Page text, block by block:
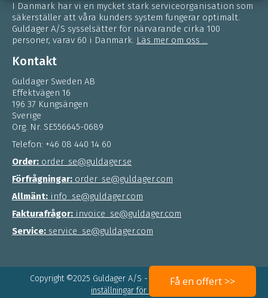
I Danmark har vi en mycket stark serviceorganisation som
säkerställer att våra kunders system fungerar optimalt.
Guldager A/S sysselsätter för närvarande cirka 100
personer, varav 60 i Danmark. Läs mer om oss ...
Kontakt
Guldager Sweden AB
Effektvägen 16
196 37 Kungsängen
Sverige
Org. Nr. SE556645-0689
Telefon: +46 08 440 14 60
Order: order_se@guldager.se
Förfrågningar: order_se@guldager.com
Allmänt: info_se@guldager.com
Fakturafrågor: invoice_se@guldager.com
Service: service_se@guldager.com
Copyright ©2025 Guldager A/S - CVR 15 68 34 81 -Ändra
inställningar för cookies
Få en offert >>